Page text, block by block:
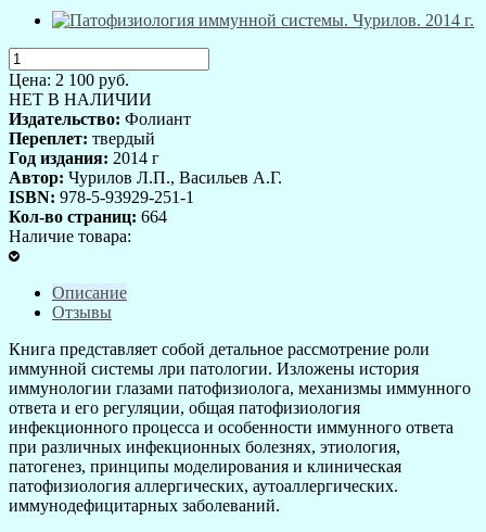
Цена: 2 100 руб.
НЕТ В НАЛИЧИИ
Издательство: Фолиант
Переплет: твердый
Год издания: 2014 г
Автор: Чурилов Л.П., Васильев А.Г.
ISBN: 978-5-93929-251-1
Кол-во страниц: 664
Наличие товара:
Описание
Отзывы
Книга представляет собой детальное рассмотрение роли
иммунной системы лри патологии. Изложены история
иммунологии глазами патофизиолога, механизмы иммунного
ответа и его регуляции, общая патофизиология
инфекционного процесса и особенности иммунного ответа
при различных инфекционных болезнях, этиология,
патогенез, принципы моделирования и клиническая
патофизиология аллергических, аутоаллергических.
иммунодефицитарных заболеваний.